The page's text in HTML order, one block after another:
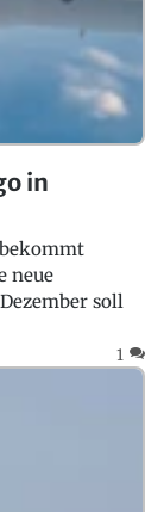
in
neue
soll
1